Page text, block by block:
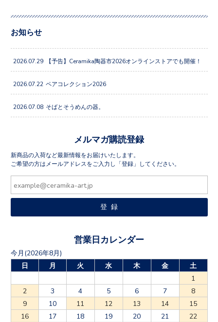
お知らせ
2026.07.29 【予告】Ceramika陶器市2026オンラインストアでも開催！
2026.07.22 ペアコレクション2026
2026.07.08 そばとそうめんの器。
メルマガ購読登録
新商品の入荷など最新情報をお届けいたします。
ご希望の方はメールアドレスをご入力し「登録」してください。
営業日カレンダー
今月(2026年8月)
日
月 火 水 木 金
土
1
2
3 4 5 6 7
8
9
10 11 12 13 14
15
16
17 18 19 20 21
22